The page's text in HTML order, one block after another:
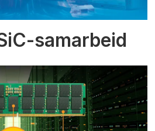
samarbeid